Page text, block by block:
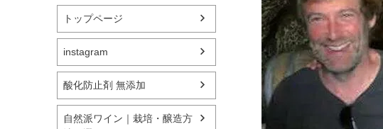
トップページ
instagram
酸化防止剤 無添加
自然派ワイン｜栽培・醸造方